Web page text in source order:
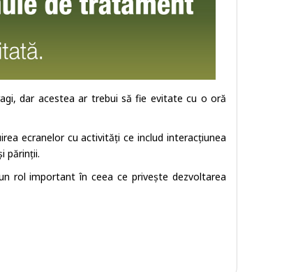
dar acestea ar trebui să fie evitate cu o oră
ecranelor cu activități ce includ interacțiunea
părinții.
rol important în ceea ce privește dezvoltarea